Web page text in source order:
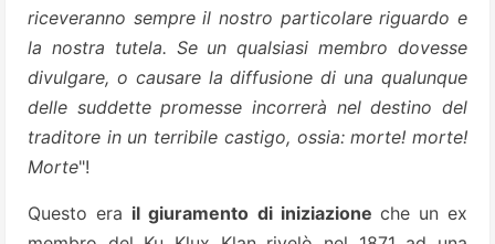
riceveranno sempre il nostro particolare riguardo e
la nostra tutela. Se un qualsiasi membro dovesse
divulgare, o causare la diffusione di una qualunque
delle suddette promesse incorrerà nel destino del
traditore in un terribile castigo, ossia: morte! morte!
Morte"!
Questo era il giuramento di iniziazione che un ex